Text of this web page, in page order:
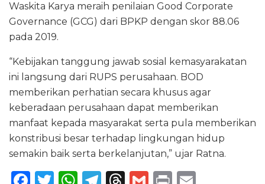
Waskita Karya meraih penilaian Good Corporate
Governance (GCG) dari BPKP dengan skor 88.06
pada 2019.
“Kebijakan tanggung jawab sosial kemasyarakatan
ini langsung dari RUPS perusahaan. BOD
memberikan perhatian secara khusus agar
keberadaan perusahaan dapat memberikan
manfaat kepada masyarakat serta pula memberikan
konstribusi besar terhadap lingkungan hidup
semakin baik serta berkelanjutan,” ujar Ratna.